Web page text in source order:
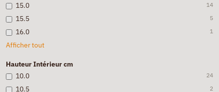
15.0 14
15.5 5
16.0 1
Afficher tout
Hauteur Intérieur cm
10.0
24
10.5 2